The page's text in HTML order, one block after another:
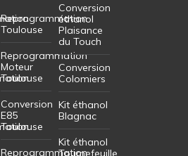
Reprogrammation
Toulouse
Reprogrammation
Moteur
Toulouse
Conversion
E85
Toulouse
Reprogrammation
Conversion
éthanol
Plaisance
du Touch
Conversion
Colomiers
Kit éthanol
Blagnac
Kit éthanol
Tournefeuille